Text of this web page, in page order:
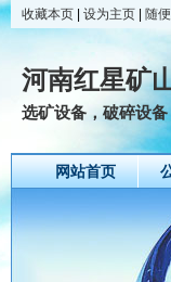
收藏本页 设为主页 随
河南红星矿
选矿设备，破碎设
网站首页